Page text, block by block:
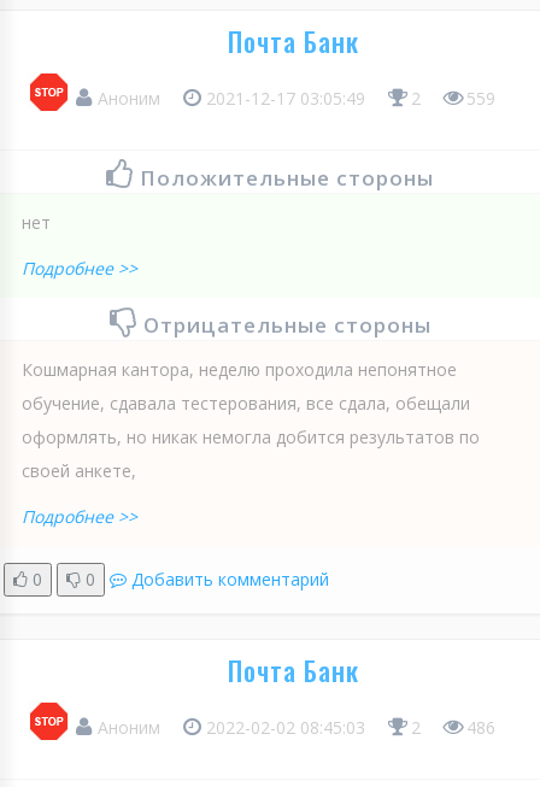
Почта Банк
Аноним 2021-12-17 03:05:49 2 559
Положительные стороны
нет
Подробнее >>
Отрицательные стороны
Кошмарная кантора, неделю проходила непонятное
обучение, сдавала тестерования, все сдала, обещали
оформлять, но никак немогла добится результатов по
своей анкете,
Подробнее >>
0 0 Добавить комментарий
Почта Банк
Аноним 2022-02-02 08:45:03 2 486